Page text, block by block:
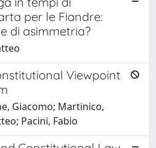
per le Fiandre:
di asimmetria?
Viewpoint
Giacomo; Martinico,
Pacini, Fabio